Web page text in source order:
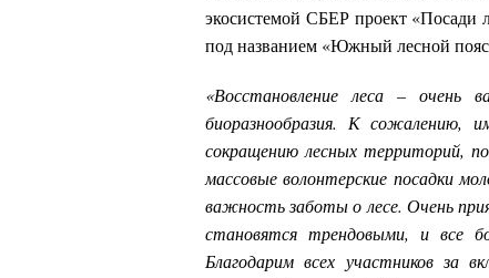
экосистемой СБЕР проект «Посади
под названием «Южный лесной
«Восстановление леса – очень
биоразнообразия. К сожалению,
сокращению лесных территорий,
массовые волонтерские посадки
важность заботы о лесе. Очень
становятся трендовыми, и все
Благодарим всех участников за